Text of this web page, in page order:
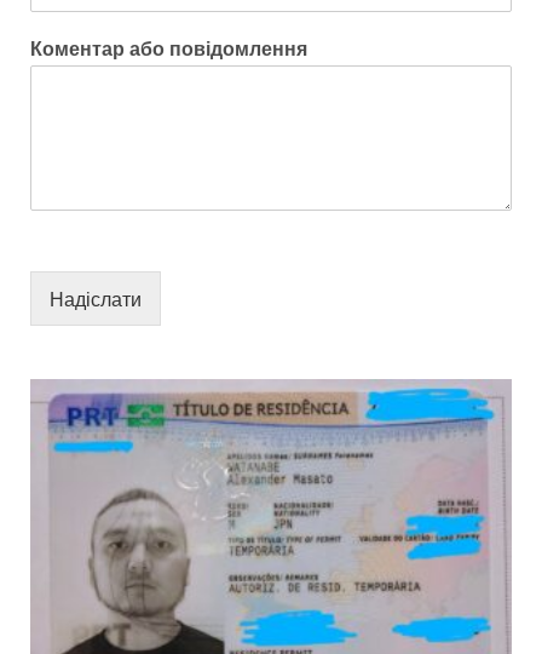
Коментар або повідомлення
Надіслати